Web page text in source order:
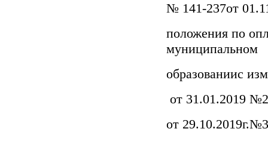
№ 141-237от
положения по
муниципальном
образованиис
от 31.01.2019
от